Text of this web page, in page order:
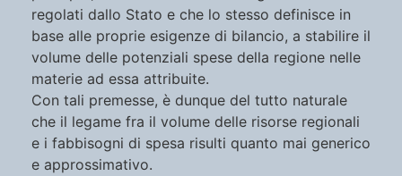
regolati dallo Stato e che lo stesso definisce in
base alle proprie esigenze di bilancio, a stabilire il
volume delle potenziali spese della regione nelle
materie ad essa attribuite.
Con tali premesse, è dunque del tutto naturale
che il legame fra il volume delle risorse regionali
e i fabbisogni di spesa risulti quanto mai generico
e approssimativo.